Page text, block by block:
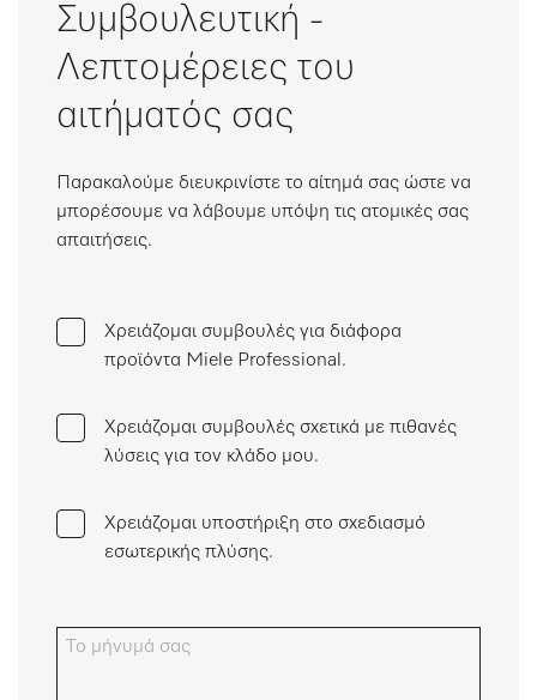
SERVICE ΚΑΙ ΥΠΟΣΤΉΡΙΞΗ
ΟΙΚΙΑΚΟΊ ΠΕΛΆΤΕΣ
Αναζήτηση
Λίστα επιθυμιών
Συμβουλευτική -
Λεπτομέρειες του
αιτήματός σας
Παρακαλούμε διευκρινίστε το αίτημά σας ώστε να
μπορέσουμε να λάβουμε υπόψη τις ατομικές σας
απαιτήσεις.
Χρειάζομαι συμβουλές για διάφορα
προϊόντα Miele Professional.
Χρειάζομαι συμβουλές σχετικά με πιθανές
λύσεις για τον κλάδο μου.
Χρειάζομαι υποστήριξη στο σχεδιασμό
εσωτερικής πλύσης.
Το μήνυμά σας